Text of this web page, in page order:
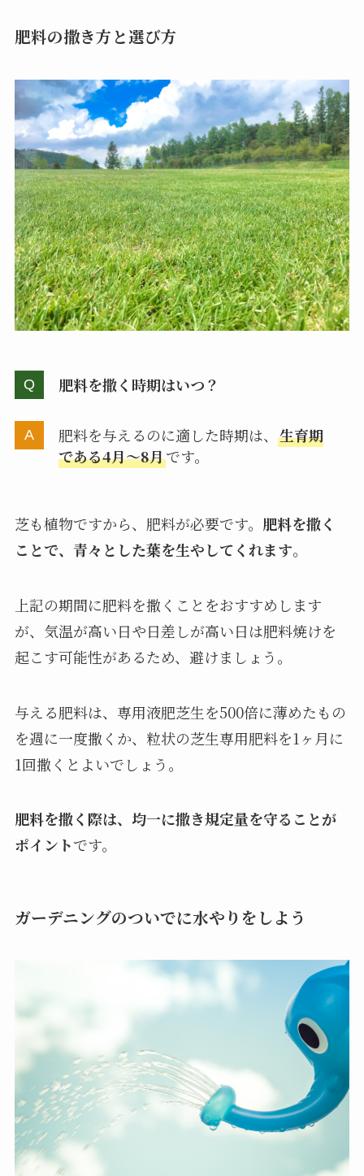
肥料の撒き方と選び方
肥料を撒く時期はいつ？
肥料を与えるのに適した時期は、 生育期
である4月～8月です。
芝も植物ですから、肥料が必要です。 肥料を撒く
ことで、青々とした葉を生やしてくれます。
上記の期間に肥料を撒くことをおすすめします
が、気温が高い日や日差しが高い日は肥料焼けを
起こす可能性があるため、避けましょう。
与える肥料は、専用液肥芝生を500倍に薄めたもの
を週に一度撒くか、粒状の芝生専用肥料を1ヶ月に
1回撒くとよいでしょう。
肥料を撒く際は、均一に撒き規定量を守ることが
ポイントです。
ガーデニングのついでに水やりをしよう